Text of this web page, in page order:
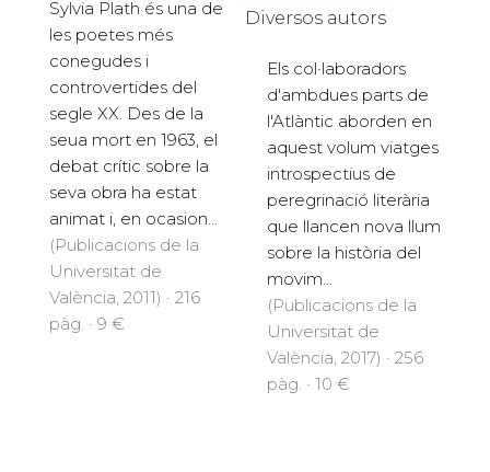
Sylvia Plath és una de
les poetes més
conegudes i
controvertides del
segle XX. Des de la
seua mort en 1963, el
debat crític sobre la
seva obra ha estat
animat i, en ocasion...
(Publicacions de la
Universitat de
València, 2011) · 216
pàg. · 9 €
Diversos autors
Els col·laboradors
d'ambdues parts de
l'Atlàntic aborden en
aquest volum viatges
introspectius de
peregrinació literària
que llancen nova llum
sobre la història del
movim...
(Publicacions de la
Universitat de
València, 2017) · 256
pàg. · 10 €